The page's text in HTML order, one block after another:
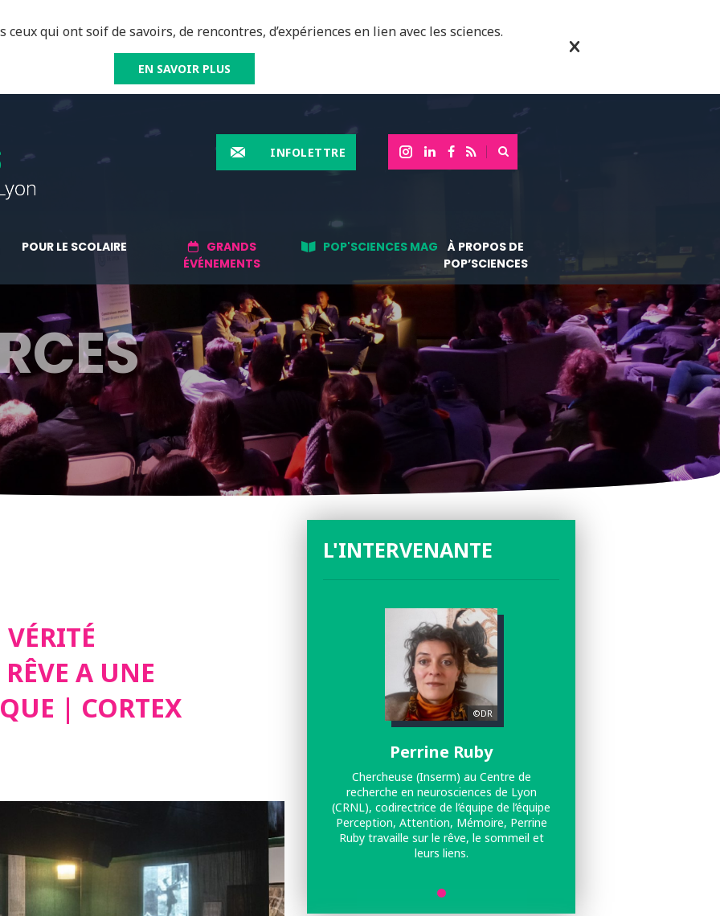
ceux qui ont soif de savoirs, de rencontres, d’expériences en lien avec les sciences.
EN SAVOIR PLUS
INFOLETTRE
POUR LE SCOLAIRE
GRANDS
ÉVÉNEMENTS
POP'SCIENCES MAG
À PROPOS DE
POP’SCIENCES
A UNE
| CORTEX
L'INTERVENANTE
©DR
Perrine Ruby
Chercheuse (Inserm) au Centre de
recherche en neurosciences de Lyon
(CRNL), codirectrice de l’équipe de l’équipe
Perception, Attention, Mémoire, Perrine
Ruby travaille sur le rêve, le sommeil et
leurs liens.